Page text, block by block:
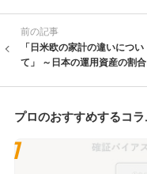
前の記事
「日米欧の家計の違いについ
て」 ～日本の運用資産の割
プロのおすすめするコ